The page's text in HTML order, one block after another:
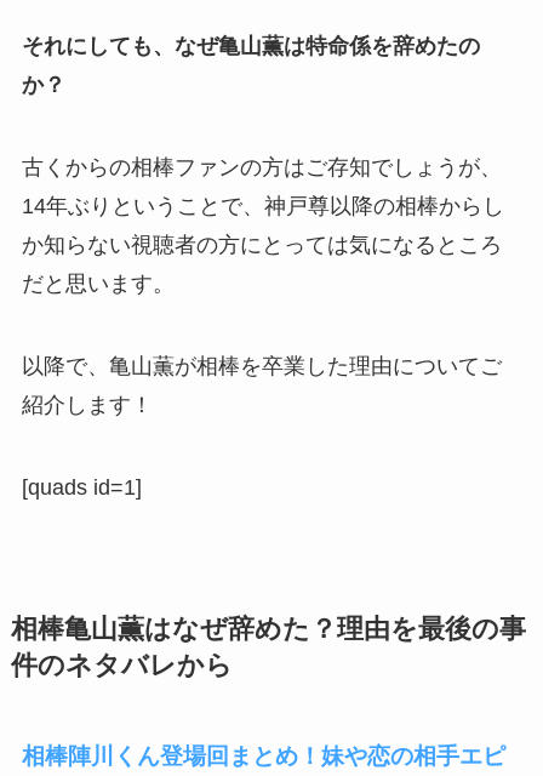
それにしても、なぜ亀山薫は特命係を辞めたの
か？
古くからの相棒ファンの方はご存知でしょうが、
14年ぶりということで、神戸尊以降の相棒からし
か知らない視聴者の方にとっては気になるところ
だと思います。
以降で、亀山薫が相棒を卒業した理由についてご
紹介します！
[quads id=1]
相棒亀山薫はなぜ辞めた？理由を最後の事
件のネタバレから
相棒陣川くん登場回まとめ！妹や恋の相手エピ